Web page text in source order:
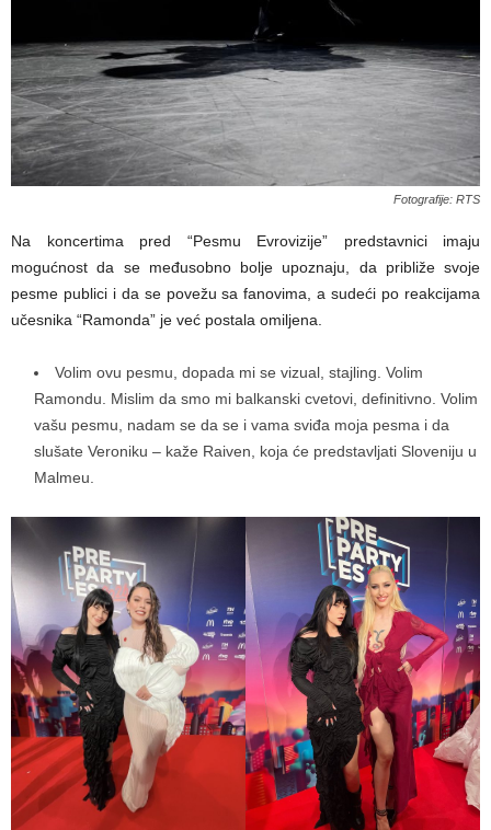
Fotografije: RTS
Na koncertima pred “Pesmu Evrovizije” predstavnici imaju
mogućnost da se međusobno bolje upoznaju, da približe svoje
pesme publici i da se povežu sa fanovima, a sudeći po reakcijama
učesnika “Ramonda” je već postala omiljena.
Volim ovu pesmu, dopada mi se vizual, stajling. Volim
Ramondu. Mislim da smo mi balkanski cvetovi, definitivno. Volim
vašu pesmu, nadam se da se i vama sviđa moja pesma i da
slušate Veroniku – kaže Raiven, koja će predstavljati Sloveniju u
Malmeu.